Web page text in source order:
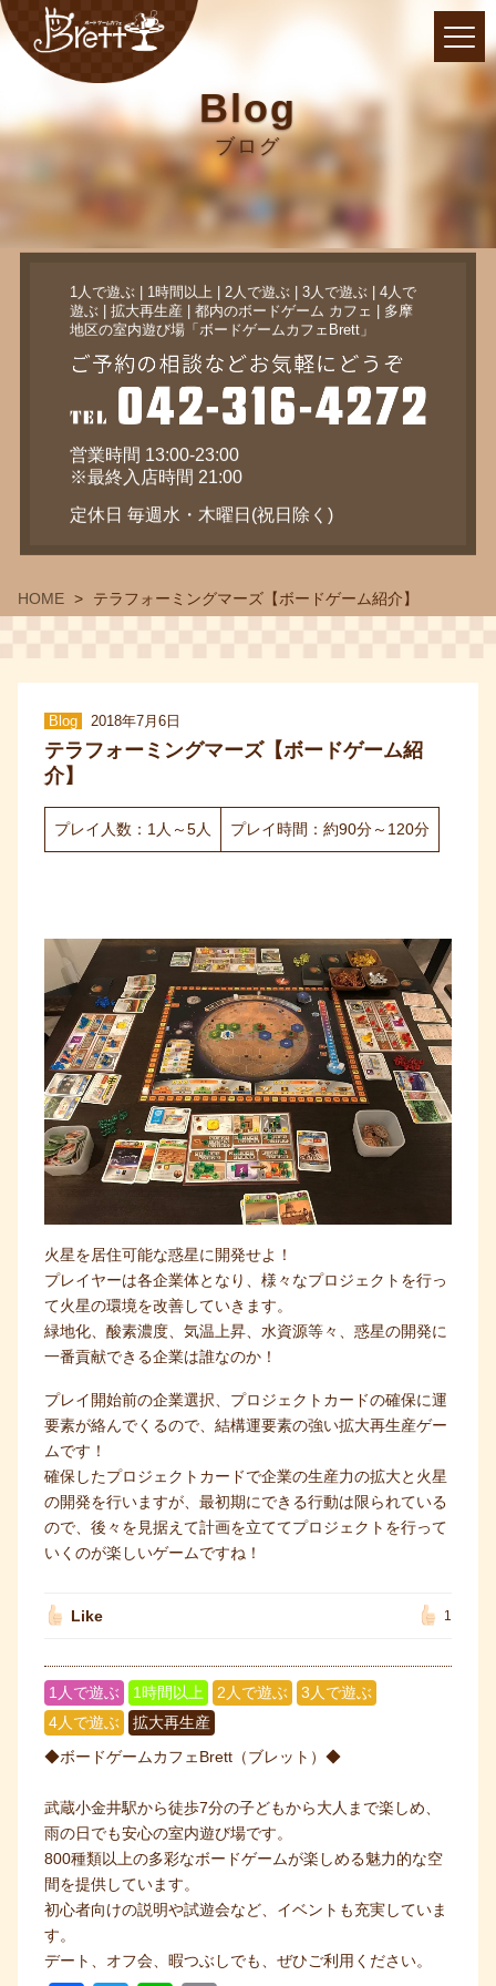
Blog
ブログ
1人で遊ぶ | 1時間以上 | 2人で遊ぶ | 3人で遊ぶ | 4人で
遊ぶ | 拡大再生産 | 都内のボードゲーム カフェ | 多摩
地区の室内遊び場「ボードゲームカフェBrett」
営業時間 13:00-23:00
※最終入店時間 21:00
定休日 毎週水・木曜日(祝日除く)
HOME テラフォーミングマーズ【ボードゲーム紹介】
Blog 2018年7月6日
テラフォーミングマーズ【ボードゲーム紹
介】
プレイ人数：1人～5人 プレイ時間：約90分～120分
火星を居住可能な惑星に開発せよ！
プレイヤーは各企業体となり、様々なプロジェクトを行っ
て火星の環境を改善していきます。
緑地化、酸素濃度、気温上昇、水資源等々、惑星の開発に
一番貢献できる企業は誰なのか！
プレイ開始前の企業選択、プロジェクトカードの確保に運
要素が絡んでくるので、結構運要素の強い拡大再生産ゲー
ムです！
確保したプロジェクトカードで企業の生産力の拡大と火星
の開発を行いますが、最初期にできる行動は限られている
ので、後々を見据えて計画を立ててプロジェクトを行って
いくのが楽しいゲームですね！
Like 1
1人で遊ぶ 1時間以上 2人で遊ぶ
3人で遊ぶ
4人で遊ぶ
拡大再生産
◆ボードゲームカフェBrett（ブレット）◆
武蔵小金井駅から徒歩7分の子どもから大人まで楽しめ、
雨の日でも安心の室内遊び場です。
800種類以上の多彩なボードゲームが楽しめる魅力的な空
間を提供しています。
初心者向けの説明や試遊会など、イベントも充実していま
す。
デート、オフ会、暇つぶしでも、ぜひご利用ください。